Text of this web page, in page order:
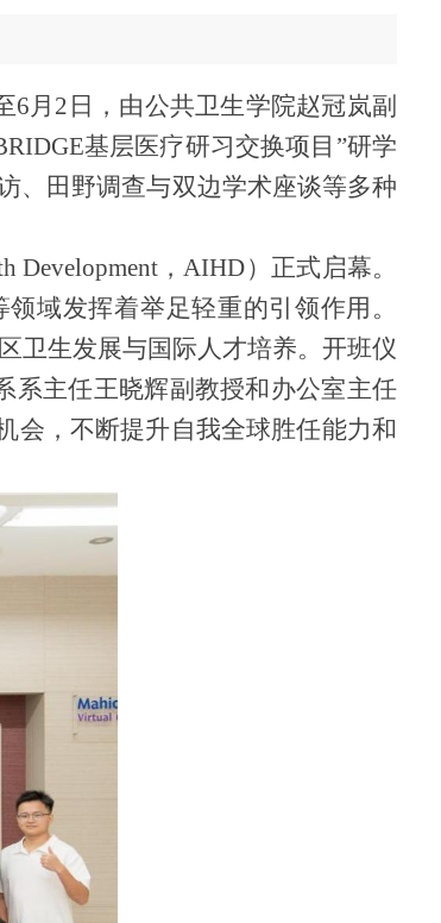
6月2日，由公共卫生学院赵冠岚副
基层医疗研习交换项目”研学
、田野调查与双边学术座谈等多种
Development，AIHD）正式启幕。
域发挥着举足轻重的引领作用。
卫生发展与国际人才培养。开班仪
系主任王晓辉副教授和办公室主任
会，不断提升自我全球胜任能力和